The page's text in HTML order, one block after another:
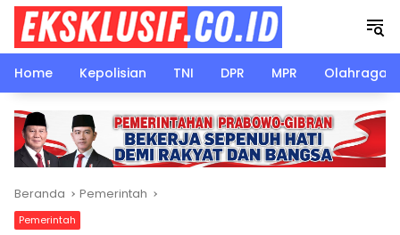
Langsung
konten
Home
Kepolisian TNI DPR MPR Olahraga
Beranda Pemerintah
Pemerintah